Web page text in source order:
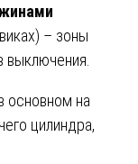
– зоны
выключения.
основном на
цилиндра,